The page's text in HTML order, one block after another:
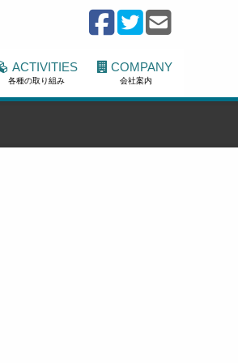
ACTIVITIES
各種の取り組み
COMPANY
会社案内